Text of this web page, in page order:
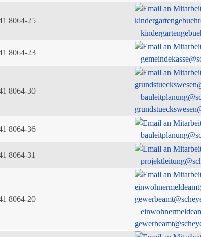
8064-25
8064-23
8064-30
8064-36
8064-31
8064-20